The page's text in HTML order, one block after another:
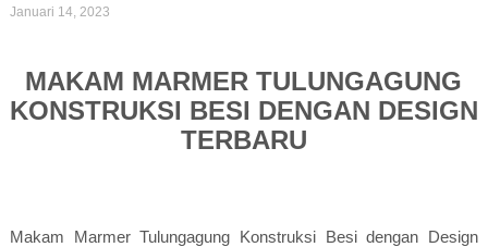
Januari 14, 2023
MAKAM MARMER TULUNGAGUNG
KONSTRUKSI BESI DENGAN DESIGN
TERBARU
Makam Marmer Tulungagung Konstruksi Besi dengan Design